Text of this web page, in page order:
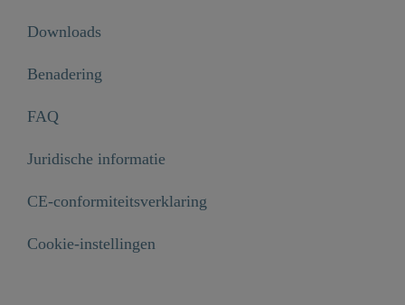
€ 14,99
Downloads
Benadering
FAQ
Juridische informatie
CE-conformiteitsverklaring
Cookie-instellingen